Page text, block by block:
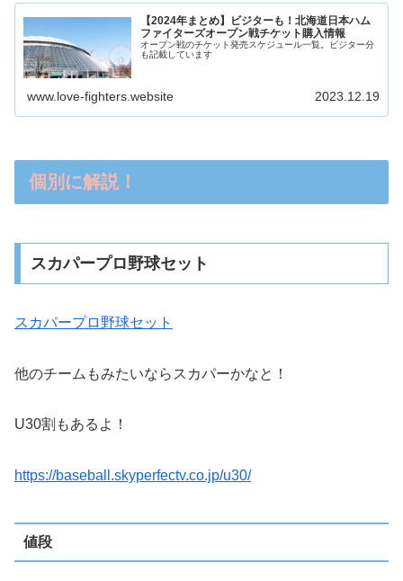
【2024年まとめ】ビジターも！北海道日本ハム
ファイターズオープン戦チケット購入情報
オープン戦のチケット発売スケジュール一覧。ビジター分
も記載しています
www.love-fighters.website 2023.12.19
個別に解説！
スカパープロ野球セット
スカパープロ野球セット
他のチームもみたいならスカパーかなと！
U30割もあるよ！
https://baseball.skyperfectv.co.jp/u30/
値段